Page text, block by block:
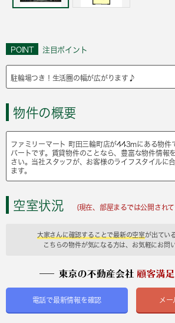
POINT 注目ポイント
駐輪場つき！生活圏の幅が広がります♪
物件の概要
ファミリーマート 町田三輪町店が443mにある物件
パートです。賃貸物件のことなら、豊富な物件情報
さい。当社スタッフが、お客様のライフスタイルに
ます。
空室状況 (現在、部屋まるでは公開されて
大家さんに確認することで最新の空室が出てい
こちらの物件が気になる方は、お気軽にお問
電話で最新情報を確認 メ